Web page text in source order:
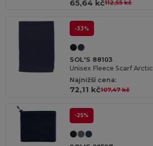
65,64 kč112,55 kč
-33%
SOL'S 88103
Unisex Fleece Scarf Arctic
Najnižší cena:
72,11 kč107,47 kč
-25%